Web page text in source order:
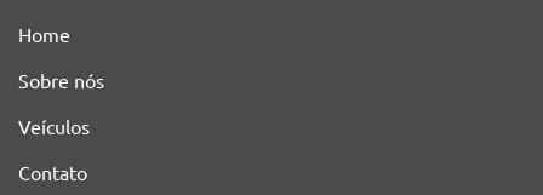
Home
Sobre nós
Veículos
Contato